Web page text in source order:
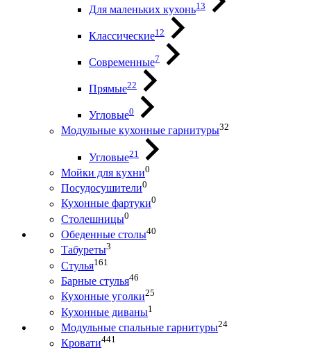
Для маленьких кухонь13
Классические12
Современные7
Прямые22
Угловые0
Модульные кухонные гарнитуры32
Угловые21
Мойки для кухни0
Посудосушители0
Кухонные фартуки0
Столешницы0
Обеденные столы40
Табуреты3
Стулья161
Барные стулья46
Кухонные уголки25
Кухонные диваны1
Модульные спальные гарнитуры24
Кровати441